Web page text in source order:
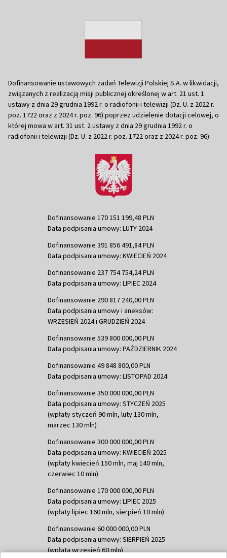
Dofinansowanie ustawowych zadań Telewizji Polskiej S.A. w likwidacji,
związanych z realizacją misji publicznej określonej w art. 21 ust. 1
ustawy z dnia 29 grudnia 1992 r. o radiofonii i telewizji (Dz. U. z 2022 r.
poz. 1722 oraz z 2024 r. poz. 96) poprzez udzielenie dotacji celowej, o
której mowa w art. 31 ust. 2 ustawy z dnia 29 grudnia 1992 r. o
radiofonii i telewizji (Dz. U. z 2022 r. poz. 1722 oraz z 2024 r. poz. 96)
Dofinansowanie 170 151 199,48 PLN
Data podpisania umowy: LUTY 2024
Dofinansowanie 391 856 491,84 PLN
Data podpisania umowy: KWIECIEŃ 2024
Dofinansowanie 237 754 754,24 PLN
Data podpisania umowy: LIPIEC 2024
Dofinansowanie 290 817 240,00 PLN
Data podpisania umowy i aneksów:
WRZESIEŃ 2024 i GRUDZIEŃ 2024
Dofinansowanie 539 800 000,00 PLN
Data podpisania umowy: PAŹDZIERNIK 2024
Dofinansowanie 49 848 800,00 PLN
Data podpisania umowy: LISTOPAD 2024
Dofinansowanie 350 000 000,00 PLN
Data podpisania umowy: STYCZEŃ 2025
(wpłaty styczeń 90 mln, luty 130 mln,
marzec 130 mln)
Dofinansowanie 300 000 000,00 PLN
Data podpisania umowy: KWIECIEŃ 2025
(wpłaty kwiecień 150 mln, maj 140 mln,
czerwiec 10 mln)
Dofinansowanie 170 000 000,00 PLN
Data podpisania umowy: LIPIEC 2025
(wpłaty lipiec 160 mln, sierpień 10 mln)
Dofinansowanie 60 000 000,00 PLN
Data podpisania umowy: SIERPIEŃ 2025
(wpłata wrzesień 60 mln)